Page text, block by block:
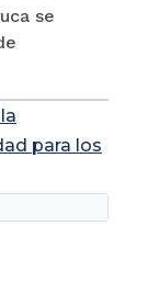
se
para los